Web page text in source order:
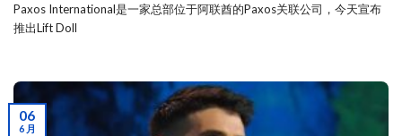
Paxos International是一家总部位于阿联酋的Paxos关联公司，今天宣布
推出Lift Doll
06
6 月